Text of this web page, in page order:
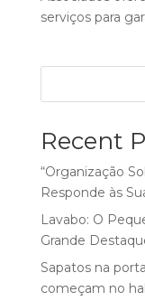
serviços para
Recent
“Organização
Responde às
Lavabo: O
Grande
Sapatos na
começam no